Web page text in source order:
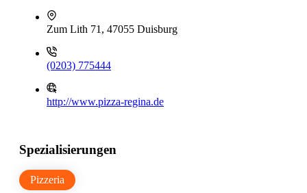
Zum Lith 71, 47055 Duisburg
(0203) 775444
http://www.pizza-regina.de
Spezialisierungen
Pizzeria